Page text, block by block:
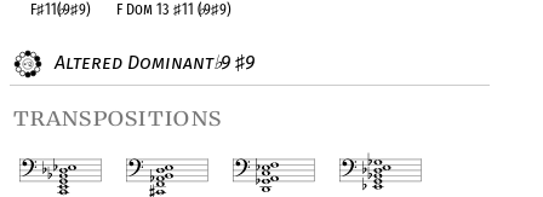
F♯11(♭9♯9) F Dom 13♯11 (♭9♯9)
Altered Dominant♭9 ♯9
transpositions